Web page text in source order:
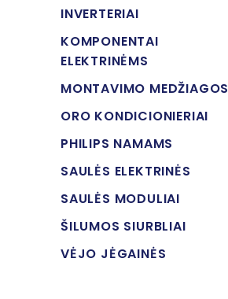
INVERTERIAI
KOMPONENTAI
ELEKTRINĖMS
MONTAVIMO MEDŽIAGOS
ORO KONDICIONIERIAI
PHILIPS NAMAMS
SAULĖS ELEKTRINĖS
SAULĖS MODULIAI
ŠILUMOS SIURBLIAI
VĖJO JĖGAINĖS